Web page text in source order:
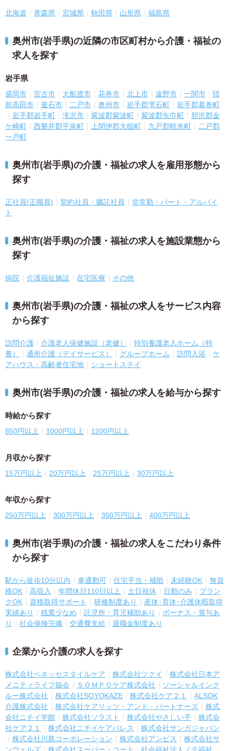
北海道 青森県 宮城県 秋田県 山形県 福島県
奥州市(岩手県)の近隣の市区町村から介護・福祉の
求人を探す
岩手県
盛岡市 宮古市 大船渡市 花巻市 北上市 遠野市 一関市
陸
前高田市
釜石市 二戸市 奥州市 岩手郡雫石町
岩手郡葛巻町
岩手郡岩手町
滝沢市 紫波郡紫波町 紫波郡矢巾町
胆沢郡金
ケ崎町
西磐井郡平泉町 上閉伊郡大槌町 九戸郡軽米町
二戸郡
一戸町
奥州市(岩手県)の介護・福祉の求人を雇用形態から
探す
正社員(正職員) 契約社員・嘱託社員
非常勤・パート・アルバイ
ト
奥州市(岩手県)の介護・福祉の求人を施設業態から
探す
病院 介護福祉施設 在宅医療 その他
奥州市(岩手県)の介護・福祉の求人をサービス内容
から探す
訪問介護 介護老人保健施設（老健）
特別養護老人ホーム（特
養）
通所介護（デイサービス） グループホーム 訪問入浴
ケ
アハウス・高齢者住宅地
ショートステイ
奥州市(岩手県)の介護・福祉の求人を給与から探す
時給から探す
850円以上 1000円以上 1200円以上
月収から探す
15万円以上 20万円以上 25万円以上 30万円以上
年収から探す
250万円以上 300万円以上 350万円以上 400万円以上
奥州市(岩手県)の介護・福祉の求人をこだわり条件
から探す
駅から徒歩10分以内 車通勤可 住宅手当・補助 未経験OK
無資
格OK
高収入 年間休日110日以上 土日祝休 日勤のみ
ブラン
クOK
資格取得サポート 研修制度あり
産休･育休･介護休暇取得
実績あり
残業少なめ 託児所・育児補助あり
ボーナス・賞与あ
り
社会保険完備 交通費支給 退職金制度あり
企業から介護の求人を探す
株式会社ベネッセスタイルケア 株式会社ツクイ
株式会社日本ア
メニティライフ協会
ＳＯＭＰＯケア株式会社
ソーシャルインク
ルー株式会社
株式会社SOYOKAZE 株式会社ケア２１
ALSOK
介護株式会社
株式会社ケアリッツ・アンド・パートナーズ
株式
会社ニチイ学館
株式会社ソラスト 株式会社やさしい手
株式会
社ケア２１
株式会社ニチイケアパレス
株式会社サンガジャパン
株式会社川島コーポレーション
株式会社アンビス
株式会社サ